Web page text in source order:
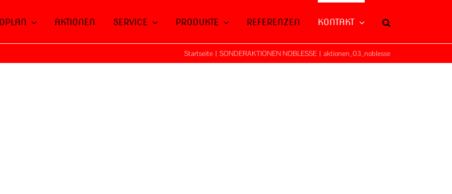
AKTIONEN SERVICE PRODUKTE REFERENZEN KONTAKT
Startseite | SONDERAKTIONEN NOBLESSE | aktionen_03_noblesse